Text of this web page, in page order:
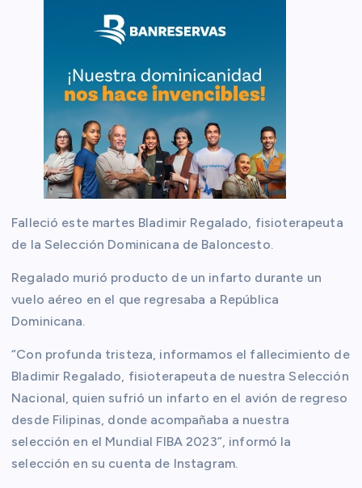
Falleció este martes Bladimir Regalado, fisioterapeuta
de la Selección Dominicana de Baloncesto.
Regalado murió producto de un infarto durante un
vuelo aéreo en el que regresaba a República
Dominicana.
“Con profunda tristeza, informamos el fallecimiento de
Bladimir Regalado, fisioterapeuta de nuestra Selección
Nacional, quien sufrió un infarto en el avión de regreso
desde Filipinas, donde acompañaba a nuestra
selección en el Mundial FIBA 2023”, informó la
selección en su cuenta de Instagram.